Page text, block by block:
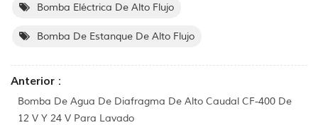
Bomba Eléctrica De Alto Flujo
Bomba De Estanque De Alto Flujo
Anterior :
Bomba De Agua De Diafragma De Alto Caudal CF-400 De
12 V Y 24 V Para Lavado